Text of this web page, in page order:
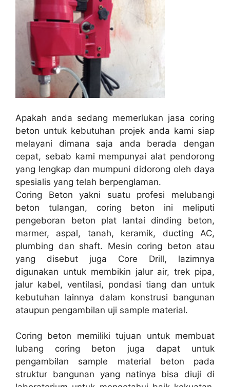
Apakah anda sedang memerlukan jasa coring
beton untuk kebutuhan projek anda kami siap
melayani dimana saja anda berada dengan
cepat, sebab kami mempunyai alat pendorong
yang lengkap dan mumpuni didorong oleh daya
spesialis yang telah berpenglaman.
Coring Beton yakni suatu profesi melubangi
beton tulangan, coring beton ini meliputi
pengeboran beton plat lantai dinding beton,
marmer, aspal, tanah, keramik, ducting AC,
plumbing dan shaft. Mesin coring beton atau
yang disebut juga Core Drill, lazimnya
digunakan untuk membikin jalur air, trek pipa,
jalur kabel, ventilasi, pondasi tiang dan untuk
kebutuhan lainnya dalam konstrusi bangunan
ataupun pengambilan uji sample material.
Coring beton memiliki tujuan untuk membuat
lubang coring beton juga dapat untuk
pengambilan sample material beton pada
struktur bangunan yang natinya bisa diuji di